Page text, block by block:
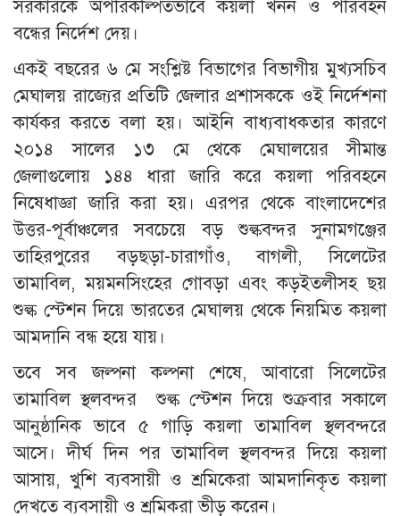
সরকারকে অপরিকল্পিতভাবে কয়লা খনন ও পরিবহন
বন্ধের নির্দেশ দেয়।
একই বছরের ৬ মে সংশ্লিষ্ট বিভাগের বিভাগীয় মুখ্যসচিব
মেঘালয় রাজ্যের প্রতিটি জেলার প্রশাসককে ওই নির্দেশনা
কার্যকর করতে বলা হয়। আইনি বাধ্যবাধকতার কারণে
২০১৪ সালের ১৩ মে থেকে মেঘালয়ের সীমান্ত
জেলাগুলোয় ১৪৪ ধারা জারি করে কয়লা পরিবহনে
নিষেধাজ্ঞা জারি করা হয়। এরপর থেকে বাংলাদেশের
উত্তর-পূর্বাঞ্চলের সবচেয়ে বড় শুল্কবন্দর সুনামগঞ্জের
তাহিরপুরের বড়ছড়া-চারাগাঁও, বাগলী, সিলেটের
তামাবিল, ময়মনসিংহের গোবড়া এবং কড়ইতলীসহ ছয়
শুল্ক স্টেশন দিয়ে ভারতের মেঘালয় থেকে নিয়মিত কয়লা
আমদানি বন্ধ হয়ে যায়।
তবে সব জল্পনা কল্পনা শেষে, আবারো সিলেটের
তামাবিল স্থলবন্দর শুল্ক স্টেশন দিয়ে শুক্রবার সকালে
আনুষ্ঠানিক ভাবে ৫ গাড়ি কয়লা তামাবিল স্থলবন্দরে
আসে। দীর্ঘ দিন পর তামাবিল স্থলবন্দর দিয়ে কয়লা
আসায়, খুশি ব্যবসায়ী ও শ্রমিকেরা আমদানিকৃত কয়লা
দেখতে ব্যবসায়ী ও শ্রমিকরা ভীড় করেন।